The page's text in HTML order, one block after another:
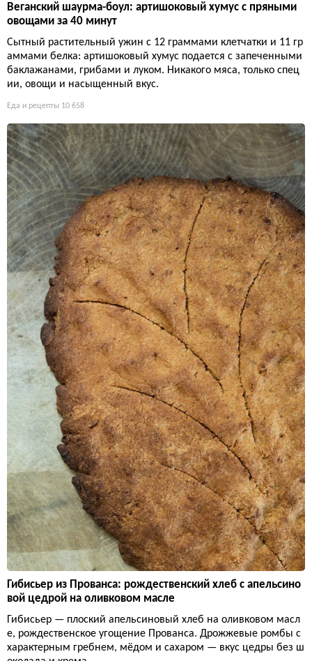
Веганский шаурма-боул: артишоковый хумус с пряными
овощами за 40 минут
Сытный растительный ужин с 12 граммами клетчатки и 11 гр
аммами белка: артишоковый хумус подается с запеченными
баклажанами, грибами и луком. Никакого мяса, только спец
ии, овощи и насыщенный вкус.
Еда и рецепты 10 658
Гибисьер из Прованса: рождественский хлеб с апельсино
вой цедрой на оливковом масле
Гибисьер — плоский апельсиновый хлеб на оливковом масл
е, рождественское угощение Прованса. Дрожжевые ромбы с
характерным гребнем, мёдом и сахаром — вкус цедры без ш